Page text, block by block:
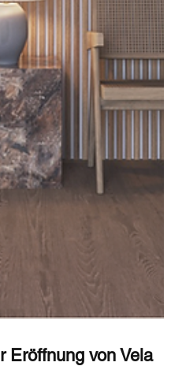
sein neues Boutique Reformer